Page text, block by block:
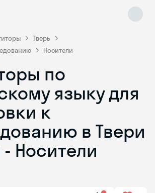
Тверь
Носители
по
языку для
к
в Твери
Носители